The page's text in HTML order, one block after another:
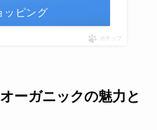
ッピング
ポチップ
ーガニックの魅力と